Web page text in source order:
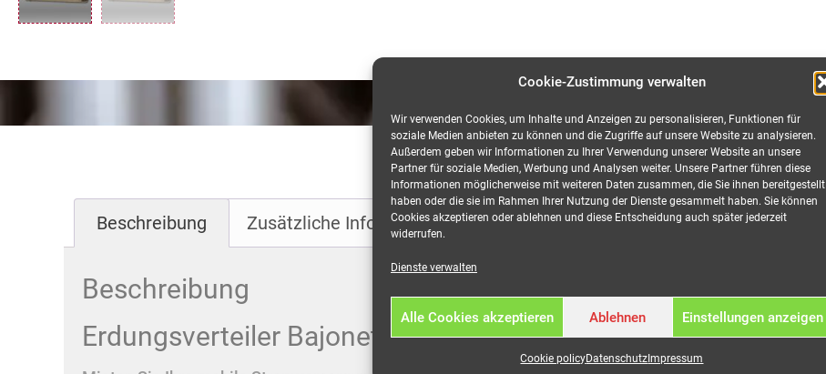
Cookie-Zustimmung verwalten
Wir verwenden Cookies, um Inhalte und Anzeigen zu personalisieren, Funktionen für
soziale Medien anbieten zu können und die Zugriffe auf unsere Website zu analysieren.
Außerdem geben wir Informationen zu Ihrer Verwendung unserer Website an unsere
Partner für soziale Medien, Werbung und Analysen weiter. Unsere Partner führen diese
Informationen möglicherweise mit weiteren Daten zusammen, die Sie ihnen bereitgestellt
haben oder die sie im Rahmen Ihrer Nutzung der Dienste gesammelt haben. Sie können
Cookies akzeptieren oder ablehnen und diese Entscheidung auch später jederzeit
widerrufen.
Dienste verwalten
Alle Cookies akzeptieren Ablehnen Einstellungen anzeigen
Cookie policyDatenschutz Impressum
Beschreibung Zusätzliche Information
Beschreibung
Erdungsverteiler Bajonett auf 8-fach Bajonett (fm) mieten